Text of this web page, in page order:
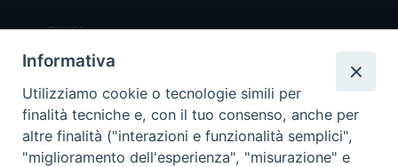
Chi Siamo
Redazione
Scrivici
Informativa
Utilizziamo cookie o tecnologie simili per
finalità tecniche e, con il tuo consenso, anche per
altre finalità ("interazioni e funzionalità semplici",
"miglioramento dell'esperienza", "misurazione" e